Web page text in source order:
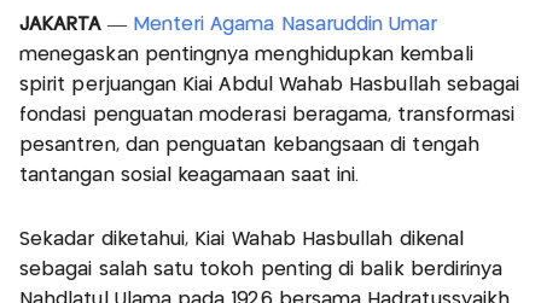
JAKARTA— Menteri Agama Nasaruddin Umar
menegaskan pentingnya menghidupkan kembali
spirit perjuangan Kiai Abdul Wahab Hasbullah sebagai
fondasi penguatan moderasi beragama, transformasi
pesantren, dan penguatan kebangsaan di tengah
tantangan sosial keagamaan saat ini.
Sekadar diketahui, Kiai Wahab Hasbullah dikenal
sebagai salah satu tokoh penting di balik berdirinya